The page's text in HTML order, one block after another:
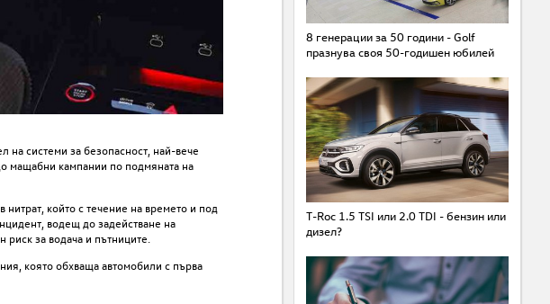
на системи за безопасност, най-вече
мащабни кампании по подмяната на
който с течение на времето и под
водещ до задействане на
риск за водача и пътниците.
която обхваща автомобили с първа
8 генерации за 50 години - Golf
празнува своя 50-годишен юбилей
T-Roc 1.5 TSI или 2.0 TDI - бензин или
дизел?